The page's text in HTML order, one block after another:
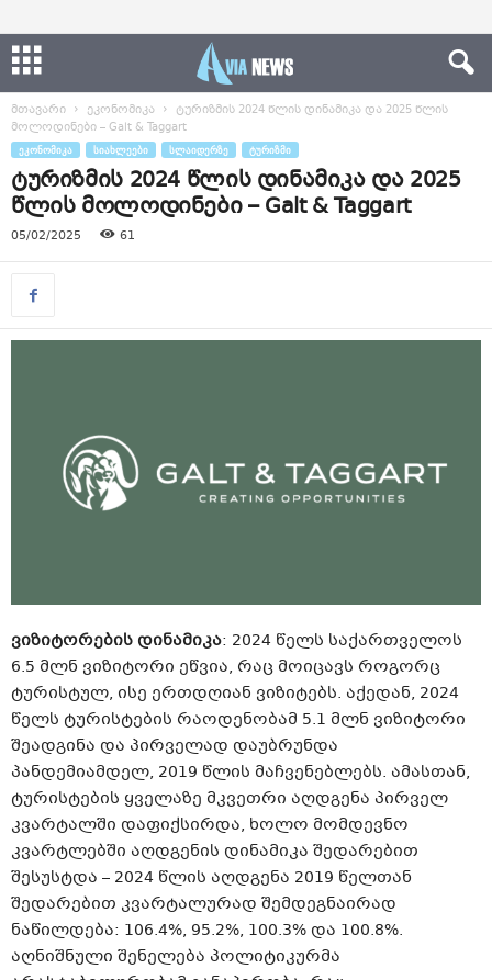
მთავარი ეკონომიკა
ტურიზმის 2024 წლის დინამიკა და 2025 წლის
მოლოდინები – Galt & Taggart
ᲔᲙᲝᲜᲝᲛᲘᲙᲐ ᲡᲘᲐᲮᲚᲔᲔᲑᲘ ᲡᲚᲐᲘᲓᲔᲠᲖᲔ ᲢᲣᲠᲘᲖᲛᲘ
ტურიზმის 2024 წლის დინამიკა და 2025
წლის მოლოდინები – Galt & Taggart
05/02/2025 61
ვიზიტორების დინამიკა: 2024 წელს საქართველოს
6.5 მლნ ვიზიტორი ეწვია, რაც მოიცავს როგორც
ტურისტულ, ისე ერთდღიან ვიზიტებს. აქედან, 2024
წელს ტურისტების რაოდენობამ 5.1 მლნ ვიზიტორი
შეადგინა და პირველად დაუბრუნდა
პანდემიამდელ, 2019 წლის მაჩვენებლებს. ამასთან,
ტურისტების ყველაზე მკვეთრი აღდგენა პირველ
კვარტალში დაფიქსირდა, ხოლო მომდევნო
კვარტლებში აღდგენის დინამიკა შედარებით
შესუსტდა – 2024 წლის აღდგენა 2019 წელთან
შედარებით კვარტალურად შემდეგნაირად
ნაწილდება: 106.4%, 95.2%, 100.3% და 100.8%.
აღნიშნული შენელება პოლიტიკურმა